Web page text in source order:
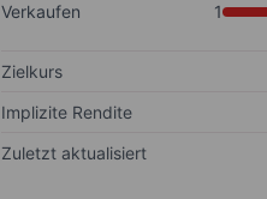
Verkaufen
1
Zielkurs
Implizite Rendite
Zuletzt aktualisiert